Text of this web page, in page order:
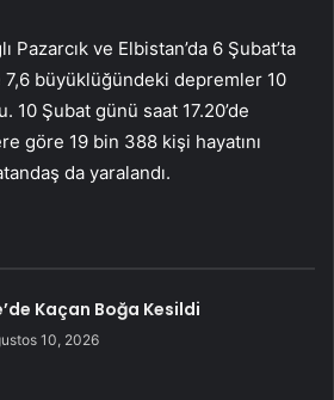
Pazarcık ve Elbistan’da 6 Şubat’ta
7,6 büyüklüğündeki depremler 10
10 Şubat günü saat 17.20’de
göre 19 bin 388 kişi hayatını
da yaralandı.
Kaçan Boğa Kesildi
10, 2026